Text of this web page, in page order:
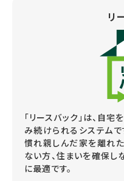
リ
「リースバック」は、自
み続けられるシステムで
慣れ親しんだ家を離れ
ない方、住まいを確保し
に最適です。